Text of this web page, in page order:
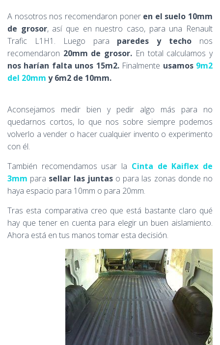
A nosotros nos recomendaron poner en el suelo 10mm
de grosor, así que en nuestro caso, para una Renault
Trafic L1H1. Luego para paredes y techo nos
recomendaron 20mm de grosor. En total calculamos y
nos harían falta unos 15m2. Finalmente usamos 9m2
del 20mm y 6m2 de 10mm.
Aconsejamos medir bien y pedir algo más para no
quedarnos cortos, lo que nos sobre siempre podemos
volverlo a vender o hacer cualquier invento o experimento
con él.
También recomendamos usar la Cinta de Kaiflex de
3mm para sellar las juntaso para las zonas donde no
haya espacio para 10mm o para 20mm.
Tras esta comparativa creo que está bastante claro qué
hay que tener en cuenta para elegir un buen aislamiento.
Ahora está en tus manos tomar esta decisión.